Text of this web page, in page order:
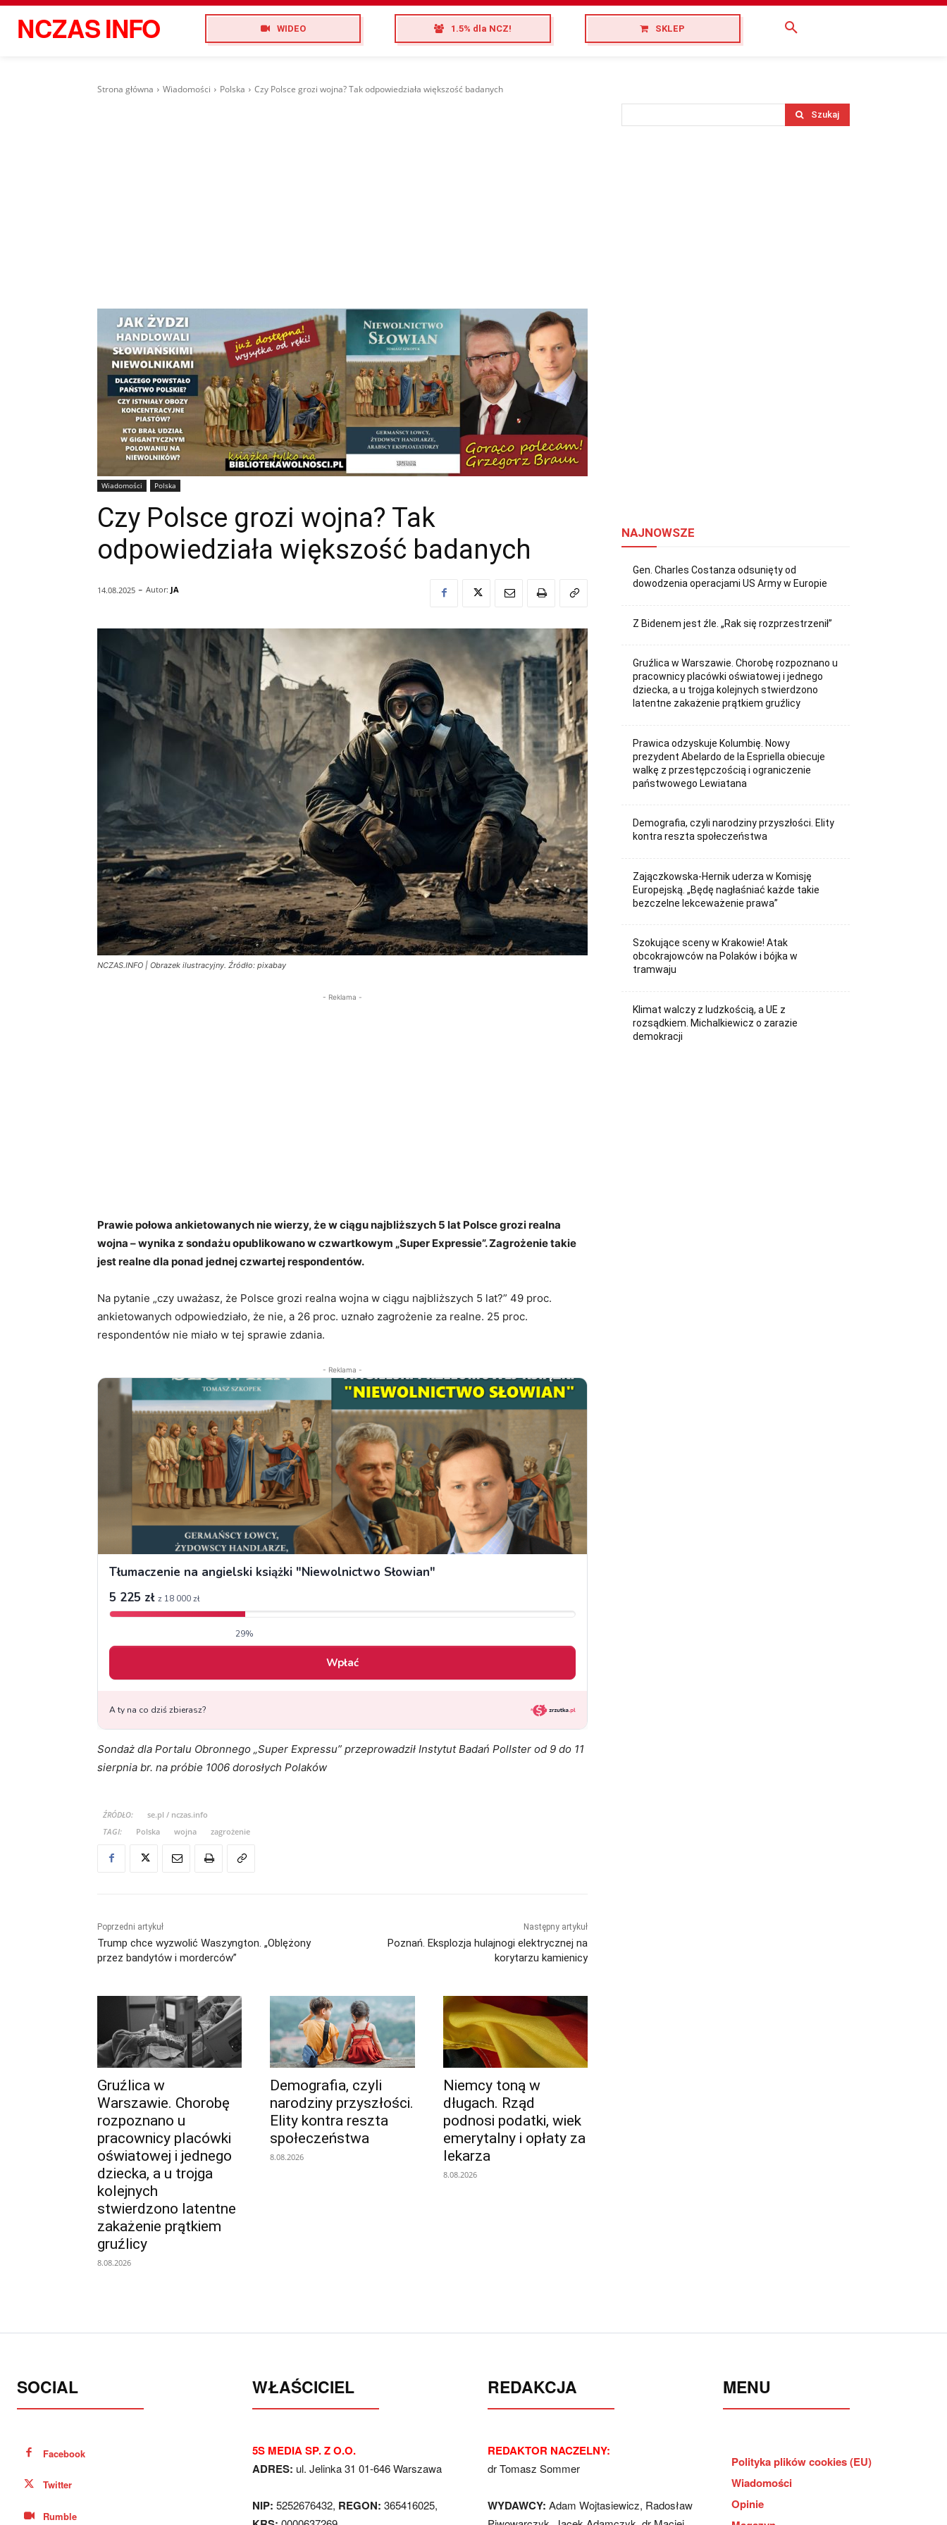
NCZASINFO WIDEO 1.5% dla NCZ! SKLEP
Strona główna Wiadomości Polska Czy Polsce grozi wojna? Tak odpowiedziała większość badanych
Wiadomości Polska
Czy Polsce grozi wojna? Tak
odpowiedziała większość badanych
14.08.2025 - Autor: JA
NCZAS.INFO | Obrazek ilustracyjny. Źródło: pixabay
- Reklama -
Prawie połowa ankietowanych nie wierzy, że w ciągu najbliższych 5 lat Polsce grozi realna
wojna – wynika z sondażu opublikowano w czwartkowym „Super Expressie”. Zagrożenie takie
jest realne dla ponad jednej czwartej respondentów.
Na pytanie „czy uważasz, że Polsce grozi realna wojna w ciągu najbliższych 5 lat?” 49 proc.
ankietowanych odpowiedziało, że nie, a 26 proc. uznało zagrożenie za realne. 25 proc.
respondentów nie miało w tej sprawie zdania.
- Reklama -
Sondaż dla Portalu Obronnego „Super Expressu” przeprowadził Instytut Badań Pollster od 9 do 11
sierpnia br. na próbie 1006 dorosłych Polaków
ŹRÓDŁO:
se.pl / nczas.info
TAGI:
Polska wojna zagrożenie
Poprzedni artykuł
Trump chce wyzwolić Waszyngton. „Oblężony
przez bandytów i morderców”
Następny artykuł
Poznań. Eksplozja hulajnogi elektrycznej na
korytarzu kamienicy
Gruźlica w
Warszawie. Chorobę
rozpoznano u
pracownicy placówki
oświatowej i jednego
dziecka, a u trojga
kolejnych
stwierdzono latentne
zakażenie prątkiem
gruźlicy
8.08.2026
Demografia, czyli
narodziny przyszłości.
Elity kontra reszta
społeczeństwa
8.08.2026
Niemcy toną w
długach. Rząd
podnosi podatki, wiek
emerytalny i opłaty za
lekarza
8.08.2026
Szukaj
NAJNOWSZE
Gen. Charles Costanza odsunięty od
dowodzenia operacjami US Army w Europie
Z Bidenem jest źle. „Rak się rozprzestrzenił”
Gruźlica w Warszawie. Chorobę rozpoznano u
pracownicy placówki oświatowej i jednego
dziecka, a u trojga kolejnych stwierdzono
latentne zakażenie prątkiem gruźlicy
Prawica odzyskuje Kolumbię. Nowy
prezydent Abelardo de la Espriella obiecuje
walkę z przestępczością i ograniczenie
państwowego Lewiatana
Demografia, czyli narodziny przyszłości. Elity
kontra reszta społeczeństwa
Zajączkowska-Hernik uderza w Komisję
Europejską. „Będę nagłaśniać każde takie
bezczelne lekceważenie prawa”
Szokujące sceny w Krakowie! Atak
obcokrajowców na Polaków i bójka w
tramwaju
Klimat walczy z ludzkością, a UE z
rozsądkiem. Michalkiewicz o zarazie
demokracji
SOCIAL
Facebook
Twitter
Rumble
WŁAŚCICIEL
5S MEDIA SP. Z O.O.
ADRES: ul. Jelinka 31 01-646 Warszawa
NIP: 5252676432, REGON: 365416025,
REDAKCJA
REDAKTOR NACZELNY:
dr Tomasz Sommer
WYDAWCY: Adam Wojtasiewicz, Radosław
MENU
Polityka plików cookies (EU)
Wiadomości
Opinie